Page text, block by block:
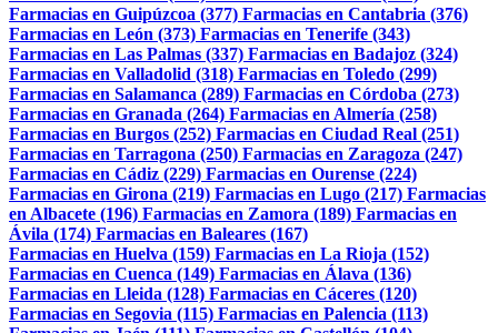
Farmacias en Guipúzcoa (377) Farmacias en Cantabria (376)
Farmacias en León (373) Farmacias en Tenerife (343)
Farmacias en Las Palmas (337) Farmacias en Badajoz (324)
Farmacias en Valladolid (318) Farmacias en Toledo (299)
Farmacias en Salamanca (289) Farmacias en Córdoba (273)
Farmacias en Granada (264) Farmacias en Almería (258)
Farmacias en Burgos (252) Farmacias en Ciudad Real (251)
Farmacias en Tarragona (250) Farmacias en Zaragoza (247)
Farmacias en Cádiz (229) Farmacias en Ourense (224)
Farmacias en Girona (219) Farmacias en Lugo (217) Farmacias
en Albacete (196) Farmacias en Zamora (189) Farmacias en
Ávila (174) Farmacias en Baleares (167)
Farmacias en Huelva (159) Farmacias en La Rioja (152)
Farmacias en Cuenca (149) Farmacias en Álava (136)
Farmacias en Lleida (128) Farmacias en Cáceres (120)
Farmacias en Segovia (115) Farmacias en Palencia (113)